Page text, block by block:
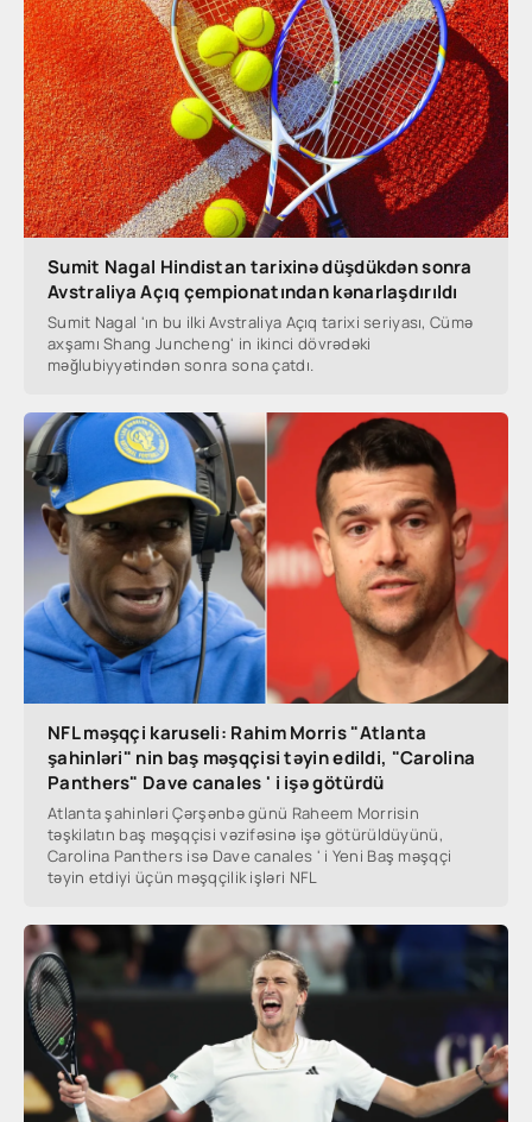
Sumit Nagal Hindistan tarixinə düşdükdən sonra
Avstraliya Açıq çempionatından kənarlaşdırıldı
Sumit Nagal 'ın bu ilki Avstraliya Açıq tarixi seriyası, Cümə
axşamı Shang Juncheng' in ikinci dövrədəki
məğlubiyyətindən sonra sona çatdı.
NFL məşqçi karuseli: Rahim Morris "Atlanta
şahinləri" nin baş məşqçisi təyin edildi, "Carolina
Panthers" Dave canales ' i işə götürdü
Atlanta şahinləri Çərşənbə günü Raheem Morrisin
təşkilatın baş məşqçisi vəzifəsinə işə götürüldüyünü,
Carolina Panthers isə Dave canales ' i Yeni Baş məşqçi
təyin etdiyi üçün məşqçilik işləri NFL